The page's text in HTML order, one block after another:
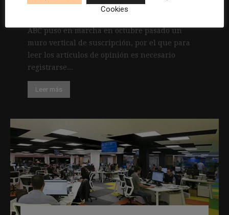
3 junio, 2019
ABC puso en marcha en octubre pasado un
muro vertical de suscripción, por el que para
leer los artículos de opinión es necesario
registrarse...
Leer más
Cookies